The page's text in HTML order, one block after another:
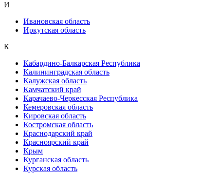
И
Ивановская область
Иркутская область
К
Кабардино-Балкарская Республика
Калининградская область
Калужская область
Камчатский край
Карачаево-Черкесская Республика
Кемеровская область
Кировская область
Костромская область
Краснодарский край
Красноярский край
Крым
Курганская область
Курская область